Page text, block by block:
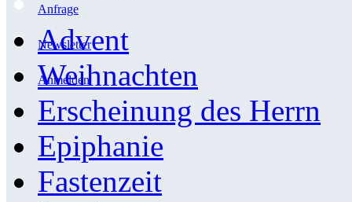
Anfrage
Newsletter
Anmelden
Advent
Weihnachten
Erscheinung des Herrn
Epiphanie
Fastenzeit